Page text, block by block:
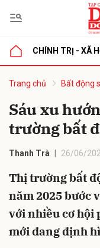
CHÍNH TRỊ - XÃ
Trang chủ Bất động
Sáu xu
trường bất
Thanh Trà 26/06/
Thị trường bất
năm 2025 bước
với nhiều cơ hội
mới đang định
luận